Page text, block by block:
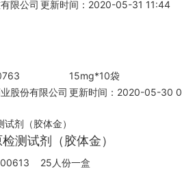
限公司 更新时间：2020-05-31 11:44
15mg*10袋
股份有限公司 更新时间：2020-05-30
测试剂（胶体金）
25人份一盒